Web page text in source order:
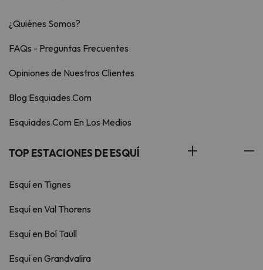
¿Quiénes Somos?
FAQs - Preguntas Frecuentes
Opiniones de Nuestros Clientes
Blog Esquiades.Com
Esquiades.Com En Los Medios
TOP ESTACIONES DE ESQUÍ
Esquí en Tignes
Esquí en Val Thorens
Esquí en Boí Taüll
Esquí en Grandvalira